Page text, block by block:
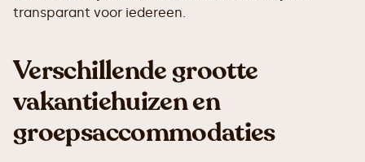
transparant voor iedereen.
Verschillende grootte
vakantiehuizen en
groepsaccommodaties